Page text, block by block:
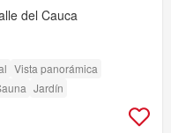
del Cauca
Vista panorámica
Jardín